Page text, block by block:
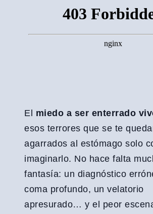
El miedo a ser enterrado
esos terrores que se te
agarrados al estómago solo
imaginarlo. No hace falta
fantasía: un diagnóstico
coma profundo, un velatorio
apresurado… y el peor